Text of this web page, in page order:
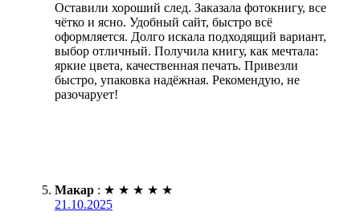
Оставили хороший след. Заказала фотокнигу, все
чётко и ясно. Удобный сайт, быстро всё
оформляется. Долго искала подходящий вариант,
выбор отличный. Получила книгу, как мечтала:
яркие цвета, качественная печать. Привезли
быстро, упаковка надёжная. Рекомендую, не
разочарует!
Макар : ★ ★ ★ ★ ★
21.10.2025